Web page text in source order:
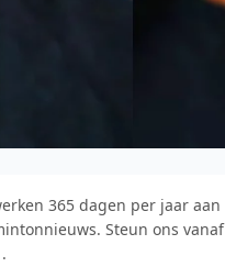
365 dagen per jaar aan
Steun ons vanaf